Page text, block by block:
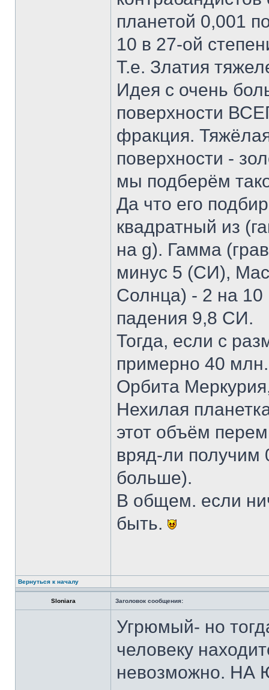
планетой 0,001
10 в 27-ой
Т.е. Златия
Идея с очень
поверхности
фракция.
поверхности -
мы подберём
Да что его
квадратный из
на g). Гамма
минус 5 (СИ),
Солнца) - 2 на 10
падения 9,8 СИ.
Тогда, если с
примерно 40
Орбита
Нехилая
этот объём
вряд-ли получим
больше).
В общем. если
быть.
Вернуться к началу
Sloniara Заголовок сообщения:
Угрюмый- но
человеку
невозможно. НА